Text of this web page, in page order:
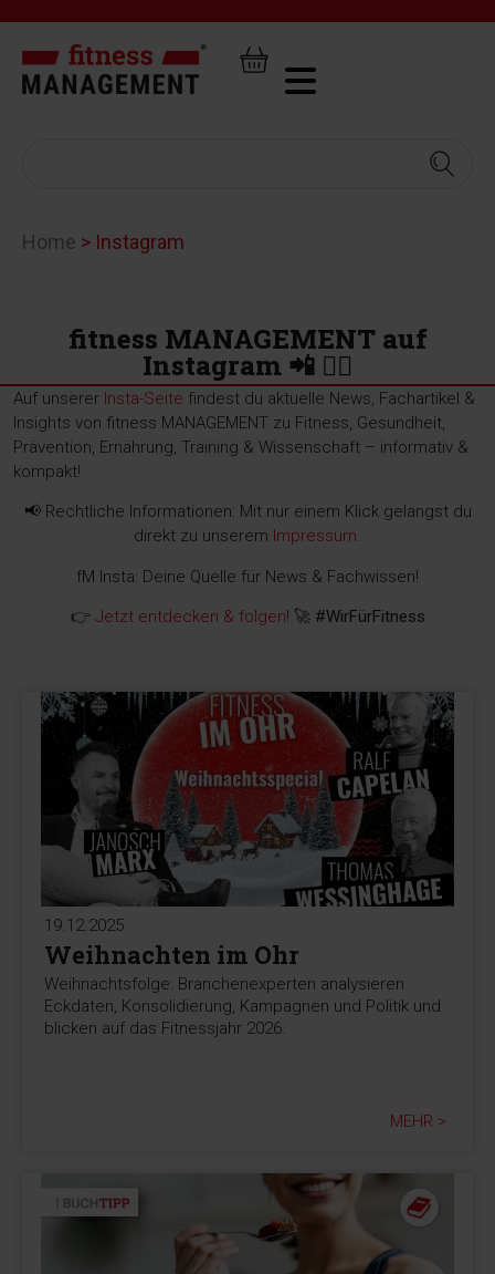
Home > Instagram
fitness MANAGEMENT auf
Instagram 📲 🏋️‍♂️
Auf unserer Insta-Seite findest du aktuelle News, Fachartikel &
Insights von fitness MANAGEMENT zu Fitness, Gesundheit,
Prävention, Ernährung, Training & Wissenschaft – informativ &
kompakt!
📢 Rechtliche Informationen: Mit nur einem Klick gelangst du
direkt zu unserem Impressum.
fM Insta: Deine Quelle für News & Fachwissen!
👉 Jetzt entdecken & folgen! 🚀 #WirFürFitness
19.12.2025
Weihnachten im Ohr
Weihnachtsfolge: Branchenexperten analysieren
Eckdaten, Konsolidierung, Kampagnen und Politik und
blicken auf das Fitnessjahr 2026.
MEHR >